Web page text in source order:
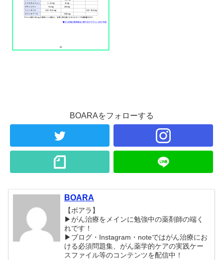
BOARAをフォローする
BOARA
【ボアラ】
▶がん治療をメインに勉強中の薬剤師の端く
れです！
▶︎ブログ・Instagram・noteではがん治療にお
ける必須問題集、がん薬学的ケアの実践ケー
スファイル等のコンテンツを配信中！